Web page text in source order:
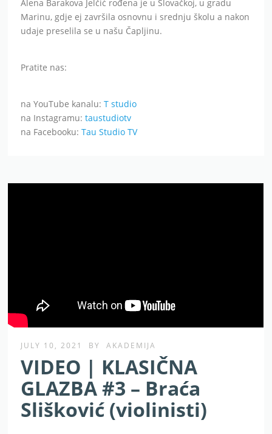
Alena Barakova Jelčić rođena je u Slovačkoj, u gradu
Marinu, gdje ej završila osnovnu i srednju školu a nakon
udaje preselila se u našu Čapljinu.
Pratite nas:
na YouTube kanalu:T studio
na Instagramu:taustudiotv
na Facebooku:Tau Studio TV
JULY 10, 2021 BY AKADEMIJA
VIDEO | KLASIČNA
GLAZBA #3 – Braća
Slišković (violinisti)